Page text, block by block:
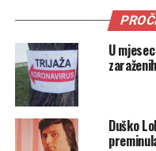
U
Duško